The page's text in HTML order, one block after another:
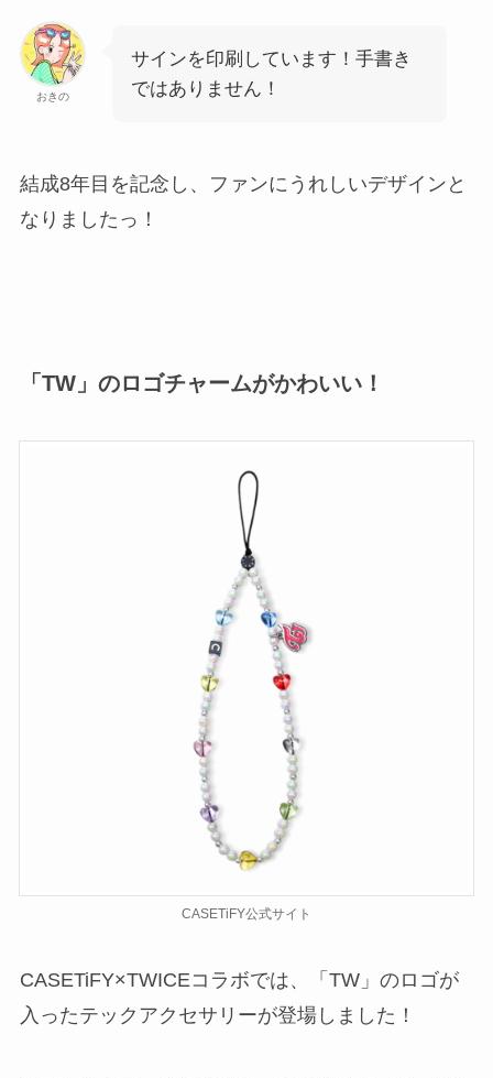
おきの
サインを印刷しています！手書き
ではありません！
結成8年目を記念し、ファンにうれしいデザインと
なりましたっ！
「TW」のロゴチャームがかわいい！
CASETiFY公式サイト
CASETiFY×TWICEコラボでは、「TW」のロゴが
入ったテックアクセサリーが登場しました！